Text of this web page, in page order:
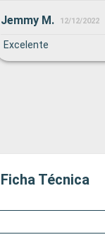
Jemmy M. 12/12/2022
Excelente
Ficha Técnica